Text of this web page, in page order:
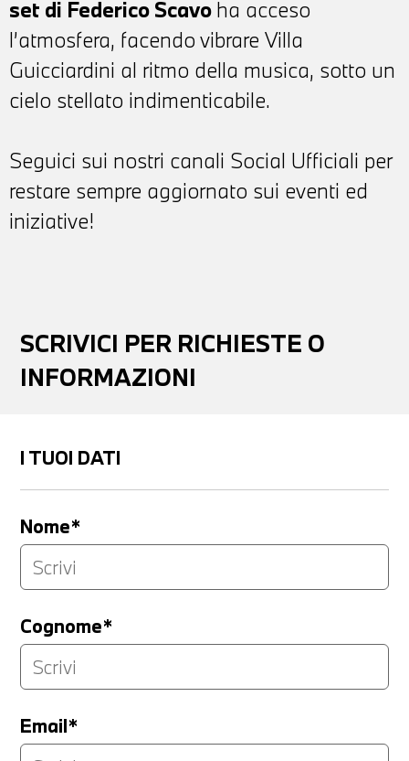
set di Federico Scavo ha acceso
l’atmosfera, facendo vibrare Villa
Guicciardini al ritmo della musica, sotto un
cielo stellato indimenticabile.
Seguici sui nostri canali Social Ufficiali per
restare sempre aggiornato sui eventi ed
iniziative!
SCRIVICI PER RICHIESTE O
INFORMAZIONI
I TUOI DATI
Nome*
Cognome*
Email*